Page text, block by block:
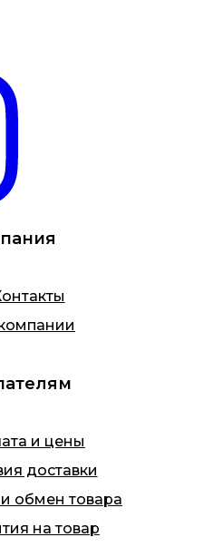
и цены
доставки
обмен товара
на товар